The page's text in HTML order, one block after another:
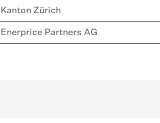
Kanton Zürich
Enerprice Partners AG